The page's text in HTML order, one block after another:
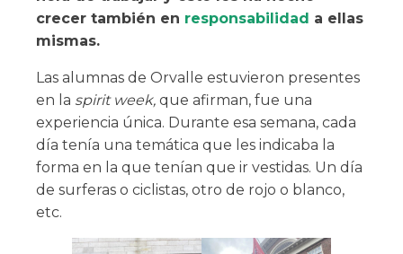
crecer también en responsabilidad a ellas
mismas.
Las alumnas de Orvalle estuvieron presentes
en la spirit week, que afirman, fue una
experiencia única. Durante esa semana, cada
día tenía una temática que les indicaba la
forma en la que tenían que ir vestidas. Un día
de surferas o ciclistas, otro de rojo o blanco,
etc.